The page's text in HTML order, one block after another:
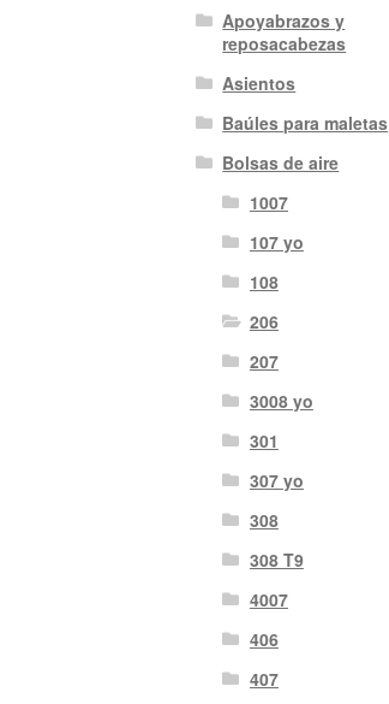
Apoyabrazos y
reposacabezas
Asientos
Baúles para maletas
Bolsas de aire
1007
107 yo
108
206
207
3008 yo
301
307 yo
308
308 T9
4007
406
407